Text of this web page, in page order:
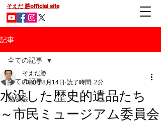
そえだ 勝official site
記事
全ての記事
勉強会
全ての記事
水没した歴史的遺品たち
～市民ミュージアム委員会
そえだ勝
2020年8月14日 読了時間: 2分